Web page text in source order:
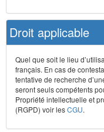
Droit applicable
Quel que soit le lieu
français. En cas de
tentative de recherche
seront seuls compétents
Propriété intellectuelle et
(RGPD) voir lesCGU.